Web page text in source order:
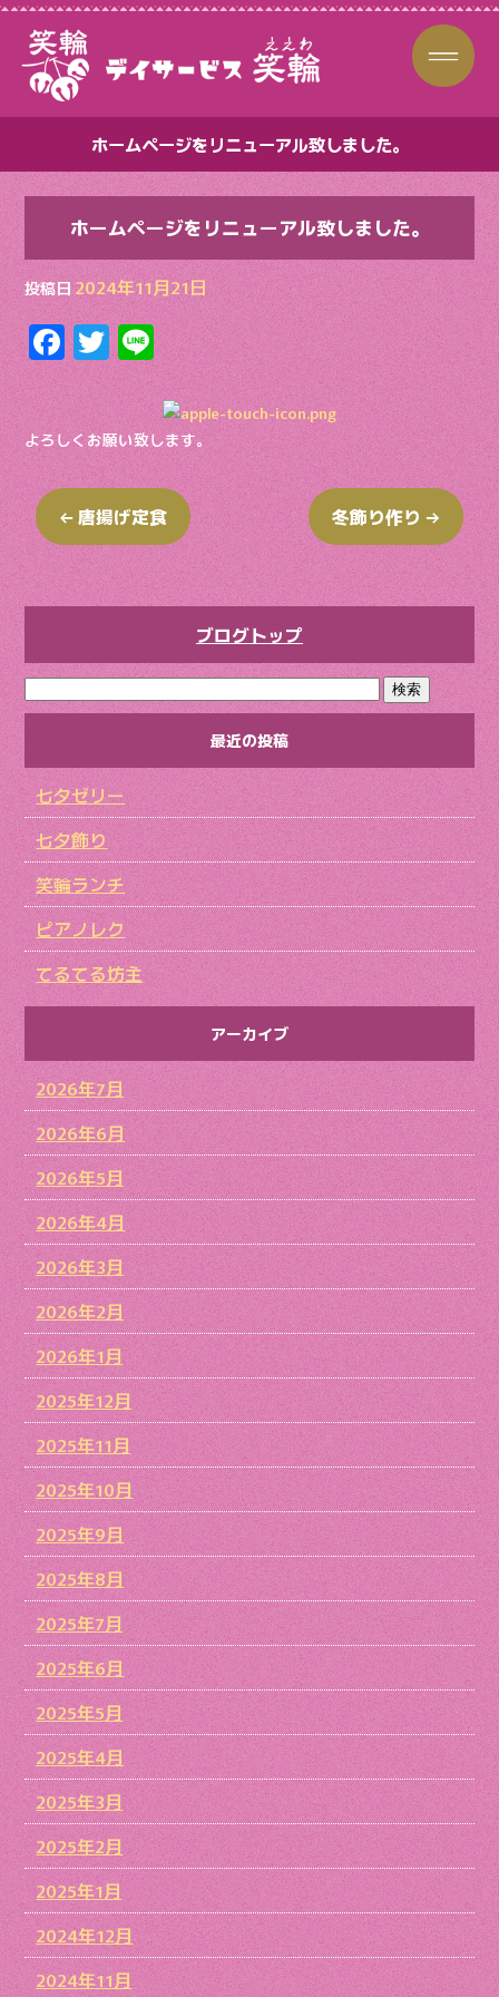
ホームページをリニューアル致しました。
ホームページをリニューアル致しました。
投稿日 2024年11月21日
F
ac
e
b
o
o
k
T
w
itt
er
Li
n
e
よろしくお願い致します。
←唐揚げ定食 冬飾り作り →
ブログトップ
最近の投稿
七夕ゼリー
七夕飾り
笑輪ランチ
ピアノレク
てるてる坊主
アーカイブ
2026年7月
2026年6月
2026年5月
2026年4月
2026年3月
2026年2月
2026年1月
2025年12月
2025年11月
2025年10月
2025年9月
2025年8月
2025年7月
2025年6月
2025年5月
2025年4月
2025年3月
2025年2月
2025年1月
2024年12月
2024年11月